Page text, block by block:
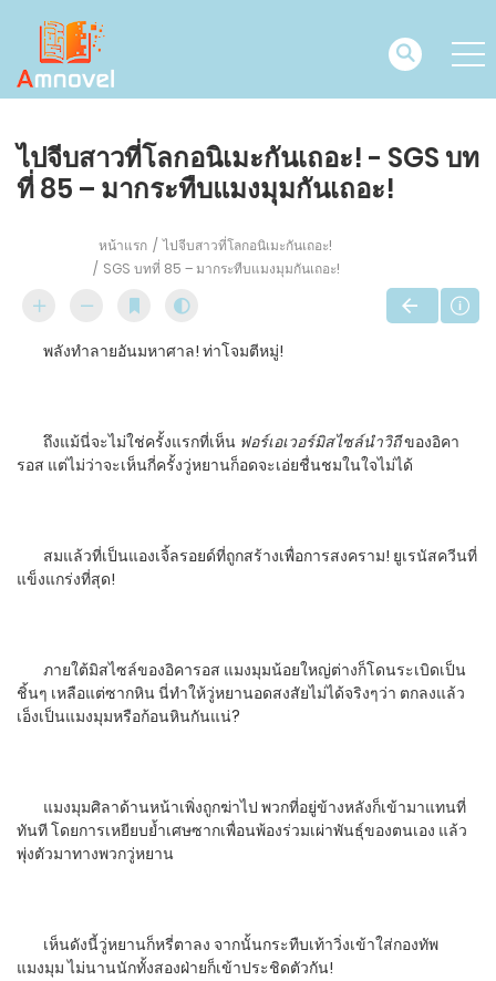
ไปจีบสาวที่โลกอนิเมะกันเถอะ! - SGS บท
ที่ 85 – มากระทืบแมงมุมกันเถอะ!
หน้าแรก
ไปจีบสาวที่โลกอนิเมะกันเถอะ!
SGS บทที่ 85 – มากระทืบแมงมุมกันเถอะ!
พลังทำลายอันมหาศาล! ท่าโจมตีหมู่!
ถึงแม้นี่จะไม่ใช่ครั้งแรกที่เห็น ฟอร์เอเวอร์มิสไซล์นำวิถีของอิคา
รอส แต่ไม่ว่าจะเห็นกี่ครั้งวู่หยานก็อดจะเอ่ยชื่นชมในใจไม่ได้
สมแล้วที่เป็นแองเจิ้ลรอยด์ที่ถูกสร้างเพื่อการสงคราม! ยูเรนัสควีนที่
แข็งแกร่งที่สุด!
ภายใต้มิสไซล์ของอิคารอส แมงมุมน้อยใหญ่ต่างก็โดนระเบิดเป็น
ชิ้นๆ เหลือแต่ซากหิน นี่ทำให้วู่หยานอดสงสัยไม่ได้จริงๆว่า ตกลงแล้ว
เอ็งเป็นแมงมุมหรือก้อนหินกันแน่?
แมงมุมศิลาด้านหน้าเพิ่งถูกฆ่าไป พวกที่อยู่ข้างหลังก็เข้ามาแทนที่
ทันที โดยการเหยียบย้ำเศษซากเพื่อนพ้องร่วมเผ่าพันธุ์ของตนเอง แล้ว
พุ่งตัวมาทางพวกวู่หยาน
เห็นดังนี้วู่หยานก็หรี่ตาลง จากนั้นกระทืบเท้าวิ่งเข้าใส่กองทัพ
แมงมุม ไม่นานนักทั้งสองฝ่ายก็เข้าประชิดตัวกัน!